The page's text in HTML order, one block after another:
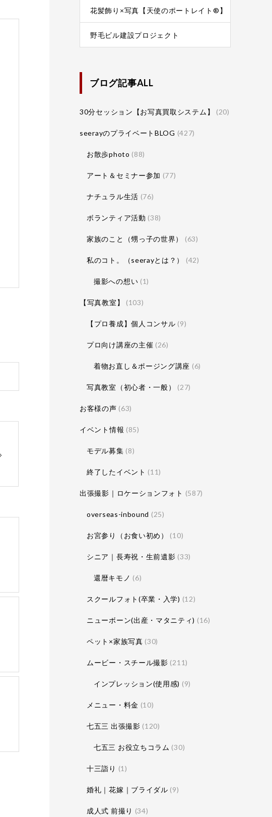
花髪飾り×写真【天使のポートレイト®】
野毛ビル建設プロジェクト
ブログ記事ALL
30分セッション【お写真買取システム】 (20)
seerayのプライベートBLOG (427)
お散歩photo (88)
アート＆セミナー参加 (77)
ナチュラル生活 (76)
ボランティア活動 (38)
家族のこと（甥っ子の世界） (63)
私のコト。（seerayとは？） (42)
撮影への想い (1)
【写真教室】 (103)
【プロ養成】個人コンサル (9)
プロ向け講座の主催 (26)
着物お直し＆ポージング講座 (6)
写真教室（初心者・一般） (27)
お客様の声 (63)
イベント情報 (85)
モデル募集 (8)
終了したイベント (11)
出張撮影｜ロケーションフォト (587)
overseas-inbound (25)
お宮参り（お食い初め） (10)
シニア｜長寿祝・生前遺影 (33)
還暦キモノ (6)
スクールフォト(卒業・入学) (12)
ニューボーン(出産・マタニティ) (16)
ペット×家族写真 (30)
ムービー・スチール撮影 (211)
インプレッション(使用感) (9)
メニュー・料金 (10)
七五三 出張撮影 (120)
七五三 お役立ちコラム (30)
十三詣り (1)
婚礼｜花嫁｜ブライダル (9)
成人式 前撮り (34)